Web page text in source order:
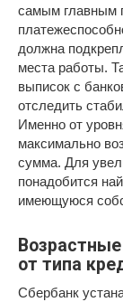
самым главным
должна
места работы.
выписок с
отследить
Именно от
максимально
сумма. Для
понадобится
имеющуюся
от типа
Сбербанк